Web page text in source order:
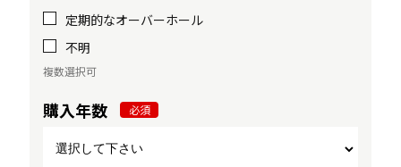
定期的なオーバーホール
不明
複数選択可
購入年数 必須